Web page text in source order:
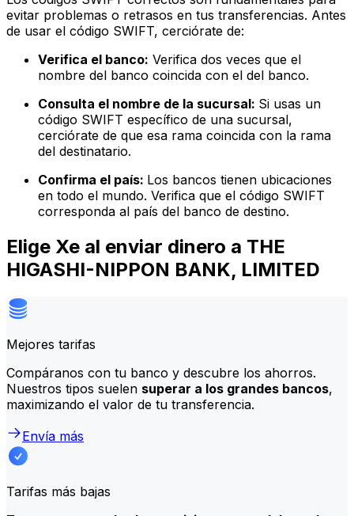
evitar problemas o retrasos en tus transferencias. Antes
de usar el código SWIFT, cerciórate de:
Verifica el banco: Verifica dos veces que el
nombre del banco coincida con el del banco.
Consulta el nombre de la sucursal: Si usas un
código SWIFT específico de una sucursal,
cerciórate de que esa rama coincida con la rama
del destinatario.
Confirma el país: Los bancos tienen ubicaciones
en todo el mundo. Verifica que el código SWIFT
corresponda al país del banco de destino.
Elige Xe al enviar dinero a THE
HIGASHI-NIPPON BANK, LIMITED
Mejores tarifas
Compáranos con tu banco y descubre los ahorros.
Nuestros tipos suelen superar a los grandes bancos,
maximizando el valor de tu transferencia.
Envía más
Tarifas más bajas